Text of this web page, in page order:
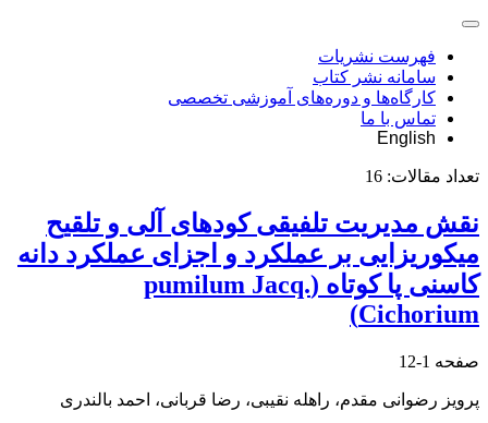
فهرست نشریات
سامانه نشر کتاب
کارگاه‌ها و دوره‌های آموزشی تخصصی
تماس با ما
English
تعداد مقالات: 16
نقش مدیریت تلفیقی کودهای آلی و تلقیح
میکوریزایی بر عملکرد و اجزای عملکرد دانه
کاسنی پا کوتاه (pumilum Jacq.
Cichorium)
صفحه 1-12
پرویز رضوانی مقدم، راهله نقیبی، رضا قربانی، احمد بالندری